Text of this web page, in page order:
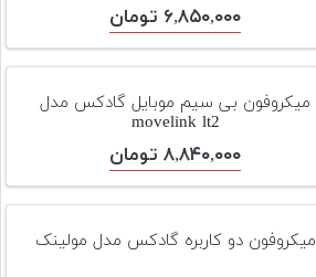
۶,۸۵۰,۰۰۰ تومان
میکروفون بی سیم موبایل گادکس مدل
movelink lt2
۸,۸۴۰,۰۰۰ تومان
میکروفون دو کاربره گادکس مدل مولینک